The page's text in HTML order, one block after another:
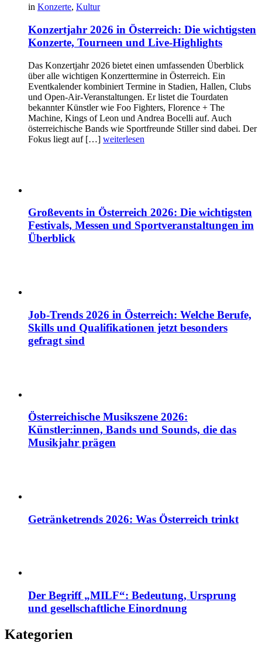
in Konzerte, Kultur
Konzertjahr 2026 in Österreich: Die wichtigsten
Konzerte, Tourneen und Live-Highlights
Das Konzertjahr 2026 bietet einen umfassenden Überblick
über alle wichtigen Konzerttermine in Österreich. Ein
Eventkalender kombiniert Termine in Stadien, Hallen, Clubs
und Open-Air-Veranstaltungen. Er listet die Tourdaten
bekannter Künstler wie Foo Fighters, Florence + The
Machine, Kings of Leon und Andrea Bocelli auf. Auch
österreichische Bands wie Sportfreunde Stiller sind dabei. Der
Fokus liegt auf […] weiterlesen
Großevents in Österreich 2026: Die wichtigsten
Festivals, Messen und Sportveranstaltungen im
Überblick
Job-Trends 2026 in Österreich: Welche Berufe,
Skills und Qualifikationen jetzt besonders
gefragt sind
Österreichische Musikszene 2026:
Künstler:innen, Bands und Sounds, die das
Musikjahr prägen
Getränketrends 2026: Was Österreich trinkt
Der Begriff „MILF“: Bedeutung, Ursprung
und gesellschaftliche Einordnung
Kategorien